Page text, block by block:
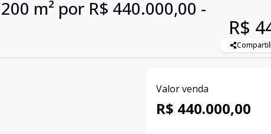
m² por R$ 440.000,00 -
R$
Valor venda
R$ 440.000,00